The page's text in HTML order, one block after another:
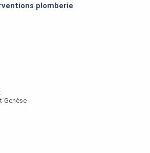
plomberie
Genèse